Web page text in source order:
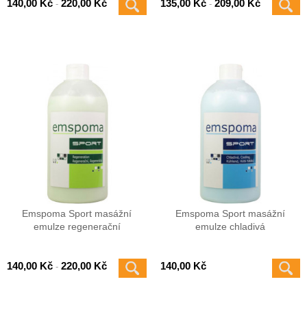
140,00 Kč - 220,00 Kč 135,00 Kč- 209,00 Kč
Emspoma Sport masážní
emulze regenerační
140,00 Kč - 220,00 Kč
Emspoma Sport masážní
emulze chladivá
140,00 Kč